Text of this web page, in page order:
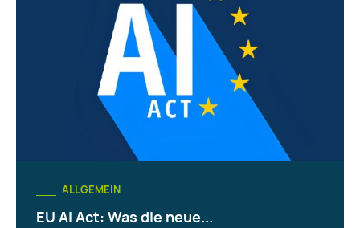
ALLGEMEIN
EU AI Act: Was die neue...